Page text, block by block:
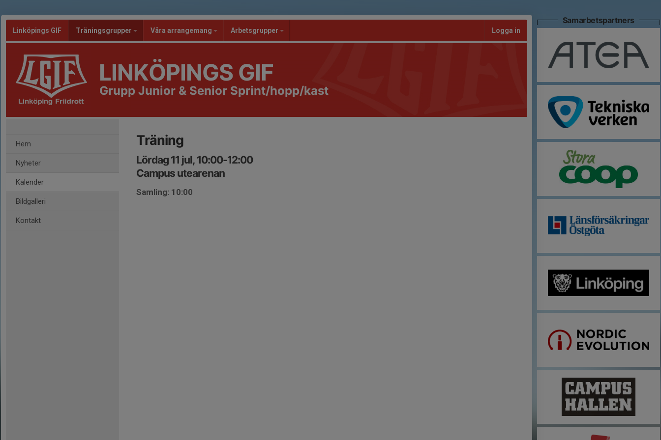
Linköpings GIF Träningsgrupper Våra arrangemang Arbetsgrupper Logga in
LINKÖPINGS GIF
Grupp Junior & Senior Sprint/hopp/kast
Hem
Nyheter
Kalender
Bildgalleri
Kontakt
Träning
Lördag 11 jul, 10:00-12:00
Campus utearenan
Samling: 10:00
Samarbetspartners